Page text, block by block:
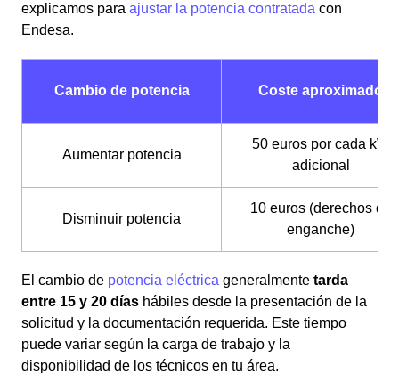
explicamos para ajustar la potencia contratada con
Endesa.
Cambio de potencia Coste aproximado
Aumentar potencia
50 euros por cada kW
adicional
Disminuir potencia
10 euros (derechos de
enganche)
El cambio de potencia eléctrica generalmente tarda
entre 15 y 20 días hábiles desde la presentación de la
solicitud y la documentación requerida. Este tiempo
puede variar según la carga de trabajo y la
disponibilidad de los técnicos en tu área.